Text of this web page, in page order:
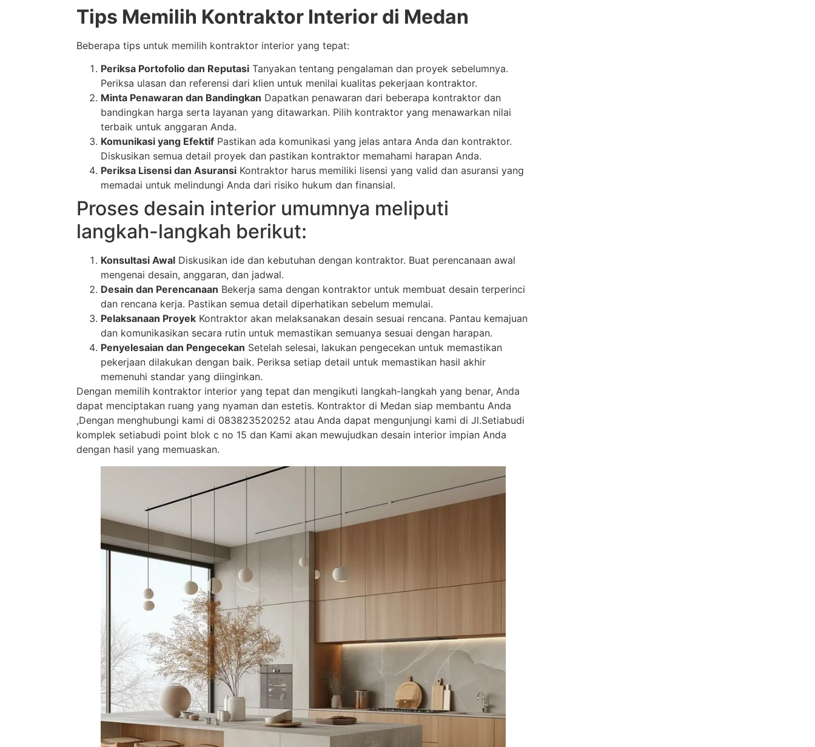
Tips Memilih Kontraktor Interior di Medan
Beberapa tips untuk memilih kontraktor interior yang tepat:
Periksa Portofolio dan Reputasi Tanyakan tentang pengalaman dan proyek sebelumnya.
Periksa ulasan dan referensi dari klien untuk menilai kualitas pekerjaan kontraktor.
Minta Penawaran dan Bandingkan Dapatkan penawaran dari beberapa kontraktor dan
bandingkan harga serta layanan yang ditawarkan. Pilih kontraktor yang menawarkan nilai
terbaik untuk anggaran Anda.
Komunikasi yang Efektif Pastikan ada komunikasi yang jelas antara Anda dan kontraktor.
Diskusikan semua detail proyek dan pastikan kontraktor memahami harapan Anda.
Periksa Lisensi dan Asuransi Kontraktor harus memiliki lisensi yang valid dan asuransi yang
memadai untuk melindungi Anda dari risiko hukum dan finansial.
Proses desain interior umumnya meliputi
langkah-langkah berikut:
Konsultasi Awal Diskusikan ide dan kebutuhan dengan kontraktor. Buat perencanaan awal
mengenai desain, anggaran, dan jadwal.
Desain dan Perencanaan Bekerja sama dengan kontraktor untuk membuat desain terperinci
dan rencana kerja. Pastikan semua detail diperhatikan sebelum memulai.
Pelaksanaan Proyek Kontraktor akan melaksanakan desain sesuai rencana. Pantau kemajuan
dan komunikasikan secara rutin untuk memastikan semuanya sesuai dengan harapan.
Penyelesaian dan Pengecekan Setelah selesai, lakukan pengecekan untuk memastikan
pekerjaan dilakukan dengan baik. Periksa setiap detail untuk memastikan hasil akhir
memenuhi standar yang diinginkan.
Dengan memilih kontraktor interior yang tepat dan mengikuti langkah-langkah yang benar, Anda
dapat menciptakan ruang yang nyaman dan estetis. Kontraktor di Medan siap membantu Anda
,Dengan menghubungi kami di 083823520252 atau Anda dapat mengunjungi kami di Jl.Setiabudi
komplek setiabudi point blok c no 15 dan Kami akan mewujudkan desain interior impian Anda
dengan hasil yang memuaskan.